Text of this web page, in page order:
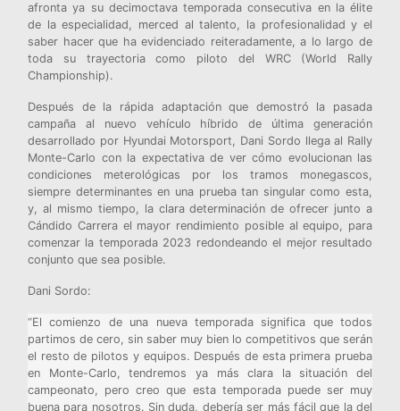
afronta ya su decimoctava temporada consecutiva en la élite
de la especialidad, merced al talento, la profesionalidad y el
saber hacer que ha evidenciado reiteradamente, a lo largo de
toda su trayectoria como piloto del WRC (World Rally
Championship).
Después de la rápida adaptación que demostró la pasada
campaña al nuevo vehículo híbrido de última generación
desarrollado por Hyundai Motorsport, Dani Sordo llega al Rally
Monte-Carlo con la expectativa de ver cómo evolucionan las
condiciones meterológicas por los tramos monegascos,
siempre determinantes en una prueba tan singular como esta,
y, al mismo tiempo, la clara determinación de ofrecer junto a
Cándido Carrera el mayor rendimiento posible al equipo, para
comenzar la temporada 2023 redondeando el mejor resultado
conjunto que sea posible.
Dani Sordo:
“El comienzo de una nueva temporada significa que todos
partimos de cero, sin saber muy bien lo competitivos que serán
el resto de pilotos y equipos. Después de esta primera prueba
en Monte-Carlo, tendremos ya más clara la situación del
campeonato, pero creo que esta temporada puede ser muy
buena para nosotros. Sin duda, debería ser más fácil que la del